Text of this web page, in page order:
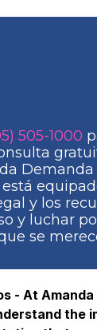
505-1000
Demanda
y los
y luchar
se
- At Amanda
the